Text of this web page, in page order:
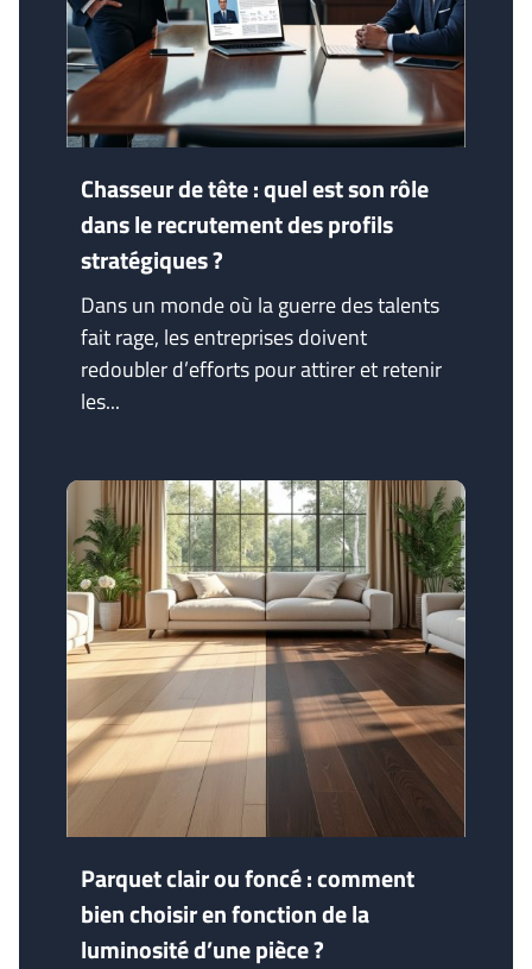
Chasseur de tête : quel est son rôle
dans le recrutement des profils
stratégiques ?
Dans un monde où la guerre des talents
fait rage, les entreprises doivent
redoubler d’efforts pour attirer et retenir
les...
Parquet clair ou foncé : comment
bien choisir en fonction de la
luminosité d’une pièce ?